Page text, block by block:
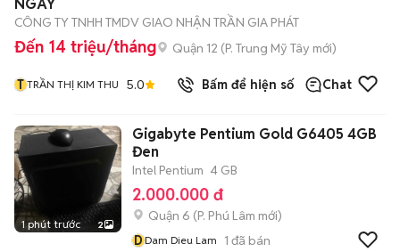
NGAY
CÔNG TY TNHH TMDV GIAO NHẬN TRẦN GIA PHÁT
Đến 14 triệu/tháng Quận 12 (P. Trung Mỹ Tây mới)
T TRẦN THỊ KIM THU 5.0 Bấm để hiện số Chat
1 phút trước 2
Gigabyte Pentium Gold G6405 4GB
Đen
Intel Pentium 4 GB
2.000.000 đ
Quận 6 (P. Phú Lâm mới)
DDam Dieu Lam 1 đã bán